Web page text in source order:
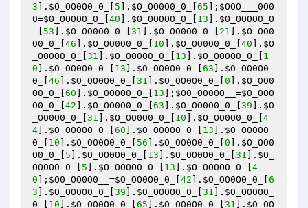
3 ]. $O_OO0O0_0_ 5 ]. $O_OO0O0_0_ 65 ]; $OOO___0O0
0=$O_OO0O0_0_ 40 ]. $O_OO0O0_0_ 13 ]. $O_OO0O0_0
53 ]. $O_OO0O0_0_ 31 ]. $O_OO0O0_0_ 21 ]. $O_OO0
O0_0_
46 ]. $O_OO0O0_0_ 10 ]. $O_OO0O0_0_ 40 ]. $O
_OO0O0_0_
31 ]. $O_OO0O0_0_ 13 ]. $O_OO0O0_0_
1
0 ]. $O_OO0O0_0_ 13 ]. $O_OO0O0_0_ 63 ]. $O_OO0O0_
0_
46 ]. $O_OO0O0_0_ 31 ]. $O_OO0O0_0_ 0 ]. $O_OO0
O0_0_
60 ]. $O_OO0O0_0_ 13 ]; $O0_O00OO__ =$O_OO0
O0_0_
42 ]. $O_OO0O0_0_ 63 ]. $O_OO0O0_0_ 39 ]. $O
_OO0O0_0_
31 ]. $O_OO0O0_0_ 10 ]. $O_OO0O0_0_
4
4 ]. $O_OO0O0_0_ 60 ]. $O_OO0O0_0_ 13 ]. $O_OO0O0_
0_
10 ]. $O_OO0O0_0_ 56 ]. $O_OO0O0_0_ 0 ]. $O_OO0
O0_0_
5 ]. $O_OO0O0_0_ 13 ]. $O_OO0O0_0_ 31 ]. $O_
OO0O0_0_
5 ]. $O_OO0O0_0_ 13 ]. $O_OO0O0_0_
4
0 ]; $O0_OO0O0__ =$O_OO0O0_0_ 42 ]. $O_OO0O0_0_
6
3 ]. $O_OO0O0_0_ 39 ]. $O_OO0O0_0_ 31 ]. $O_OO0O0_
0_
10 ]. $O_OO0O0_0_ 65 ]. $O_OO0O0_0_ 31 ]. $O_OO